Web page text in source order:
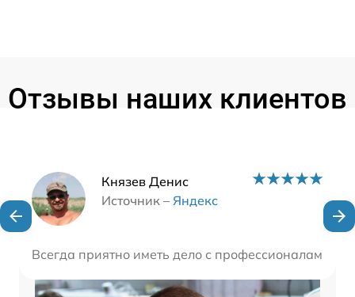
Отзывы наших клиентов
Князев Денис
Источник – Яндекс
Всегда приятно иметь дело с профессионалами.
Наши мастера